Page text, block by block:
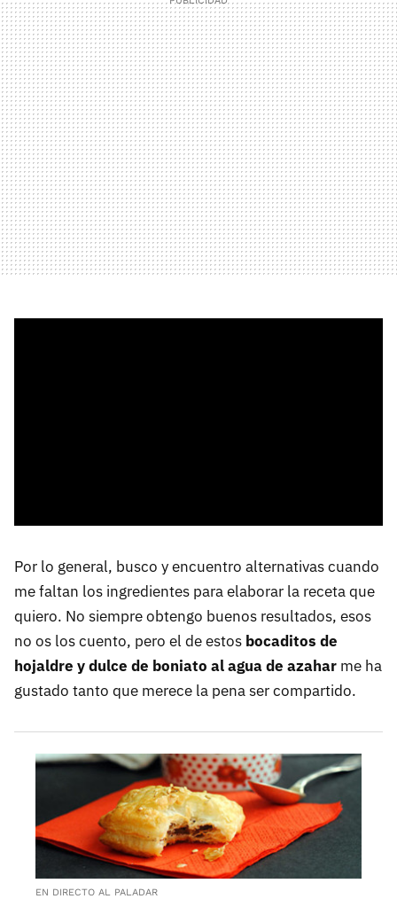
Por lo general, busco y encuentro alternativas cuando
me faltan los ingredientes para elaborar la receta que
quiero. No siempre obtengo buenos resultados, esos
no os los cuento, pero el de estos bocaditos de
hojaldre y dulce de boniato al agua de azahar me ha
gustado tanto que merece la pena ser compartido.
EN DIRECTO AL PALADAR